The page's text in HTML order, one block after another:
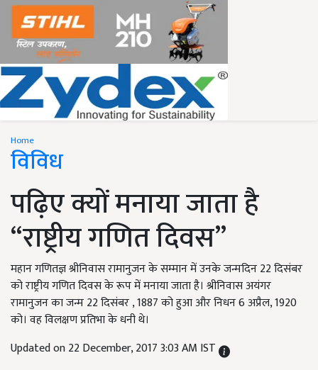
Home
विविध
पढ़िए क्यों मनाया जाता है
“राष्ट्रीय गणित दिवस”
महान गणितज्ञ श्रीनिवास रामानुजन के सम्मान में उनके जन्मदिन 22 दिसंबर
को राष्ट्रीय गणित दिवस के रूप में मनाया जाता है। श्रीनिवास अयंगर
रामानुजन का जन्म 22 दिसंबर , 1887 को हुआ और निधन 6 अप्रैल, 1920
को। वह विलक्षण प्रतिभा के धनी थे।
Updated on 22 December, 2017 3:03 AM IST